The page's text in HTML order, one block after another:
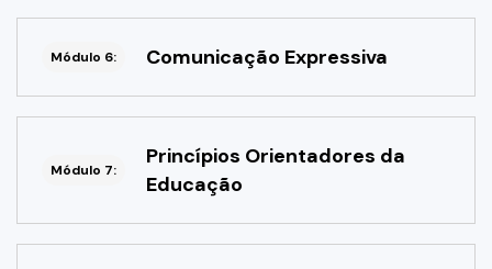
Módulo 6: Comunicação Expressiva
Módulo 7:
Princípios Orientadores da
Educação